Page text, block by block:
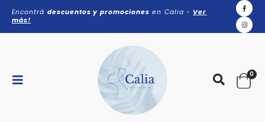
Encontrá descuentos y promociones en Calia - Ver
más!
0